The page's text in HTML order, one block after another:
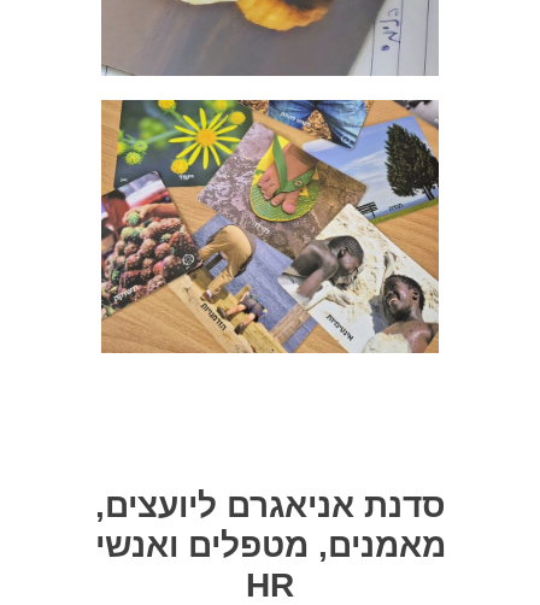
סדנת אניאגרם ליועצים,
מאמנים, מטפלים ואנשי
HR